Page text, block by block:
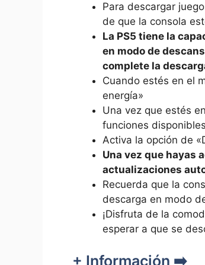
Para descargar
de que la consola
La PS5 tiene la
en modo de
complete la
Cuando estés en el
energía»
Una vez que estés
funciones
Activa la opción de
Una vez que hayas
actualizaciones
Recuerda que la
descarga en modo
¡Disfruta de la
esperar a que se
+ Información ➡️